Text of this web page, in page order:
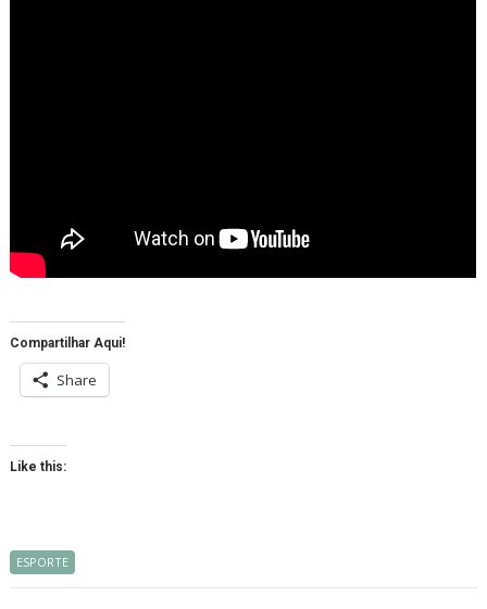
Compartilhar Aqui!
Share
Like this:
ESPORTE